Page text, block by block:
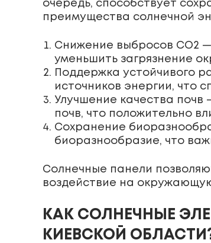
очередь, способствует
преимущества солнечной
Снижение выбросов CO2
уменьшить загрязнение
Поддержка устойчивого
источников энергии, что
Улучшение качества
почв, что положительно
Сохранение
биоразнообразие, что
Солнечные панели
воздействие на
КАК СОЛНЕЧНЫЕ
КИЕВСКОЙ